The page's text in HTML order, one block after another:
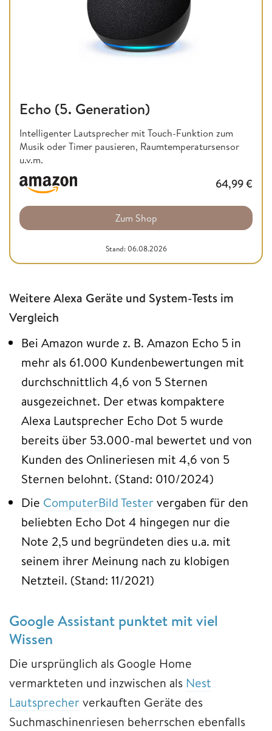
Echo (5. Generation)
Intelligenter Lautsprecher mit Touch-Funktion zum
Musik oder Timer pausieren, Raumtemperatursensor
u.v.m.
64,99€
Zum Shop
Stand: 06.08.2026
Weitere Alexa Geräte und System-Tests im
Vergleich
Bei Amazon wurde z. B. Amazon Echo 5 in
mehr als 61.000 Kundenbewertungen mit
durchschnittlich 4,6 von 5 Sternen
ausgezeichnet. Der etwas kompaktere
Alexa Lautsprecher Echo Dot 5 wurde
bereits über 53.000-mal bewertet und von
Kunden des Onlineriesen mit 4,6 von 5
Sternen belohnt. (Stand: 010/2024)
Die ComputerBild Testervergaben für den
beliebten Echo Dot 4 hingegen nur die
Note 2,5 und begründeten dies u.a. mit
seinem ihrer Meinung nach zu klobigen
Netzteil. (Stand: 11/2021)
Google Assistant punktet mit viel
Wissen
Die ursprünglich als Google Home
vermarkteten und inzwischen als Nest
Lautsprecherverkauften Geräte des
Suchmaschinenriesen beherrschen ebenfalls